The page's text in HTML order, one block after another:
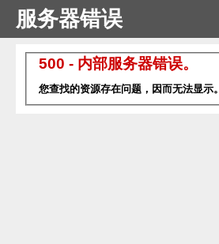
服务器错误
500 - 内部服务器错误。
您查找的资源存在问题，因而无法显示。